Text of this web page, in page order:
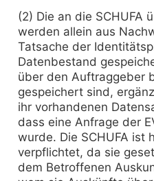
(2) Die an die SCHUFA
werden allein aus
Tatsache der
Datenbestand
über den Auftraggeber
gespeichert sind,
ihr vorhandenen
dass eine Anfrage der
wurde. Die SCHUFA ist
verpflichtet, da sie
dem Betroffenen